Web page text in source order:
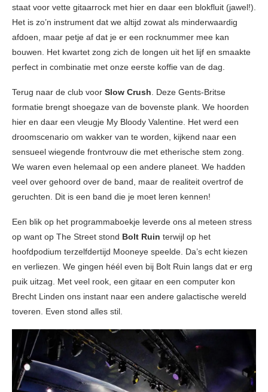
staat voor vette gitaarrock met hier en daar een blokfluit (jawel!).
Het is zo’n instrument dat we altijd zowat als minderwaardig
afdoen, maar petje af dat je er een rocknummer mee kan
bouwen. Het kwartet zong zich de longen uit het lijf en smaakte
perfect in combinatie met onze eerste koffie van de dag.
Terug naar de club voor Slow Crush. Deze Gents-Britse
formatie brengt shoegaze van de bovenste plank. We hoorden
hier en daar een vleugje My Bloody Valentine. Het werd een
droomscenario om wakker van te worden, kijkend naar een
sensueel wiegende frontvrouw die met etherische stem zong.
We waren even helemaal op een andere planeet. We hadden
veel over gehoord over de band, maar de realiteit overtrof de
geruchten. Dit is een band die je moet leren kennen!
Een blik op het programmaboekje leverde ons al meteen stress
op want op The Street stond Bolt Ruin terwijl op het
hoofdpodium terzelfdertijd Mooneye speelde. Da’s echt kiezen
en verliezen. We gingen héél even bij Bolt Ruin langs dat er erg
puik uitzag. Met veel rook, een gitaar en een computer kon
Brecht Linden ons instant naar een andere galactische wereld
toveren. Even stond alles stil.